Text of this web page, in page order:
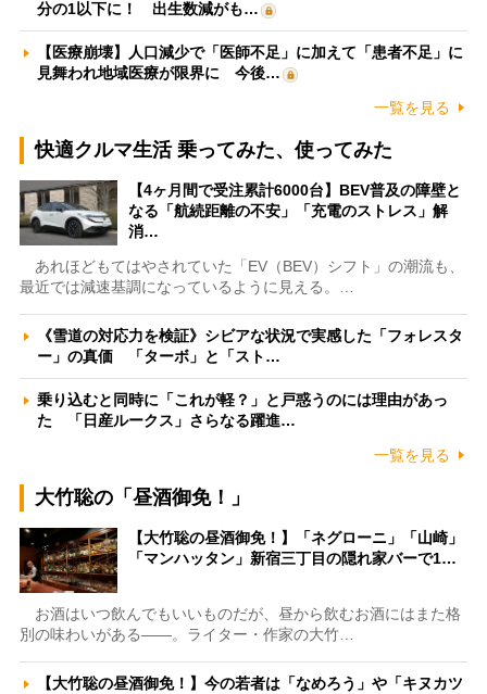
分の1以下に！ 出生数減がも…
【医療崩壊】人口減少で「医師不足」に加えて「患者不足」に
見舞われ地域医療が限界に 今後…
一覧を見る
快適クルマ生活 乗ってみた、使ってみた
【4ヶ月間で受注累計6000台】BEV普及の障壁と
なる「航続距離の不安」「充電のストレス」解
消…
あれほどもてはやされていた「EV（BEV）シフト」の潮流も、
最近では減速基調になっているように見える。…
《雪道の対応力を検証》シビアな状況で実感した「フォレスタ
ー」の真価 「ターボ」と「スト…
乗り込むと同時に「これが軽？」と戸惑うのには理由があっ
た 「日産ルークス」さらなる躍進…
一覧を見る
大竹聡の「昼酒御免！」
【大竹聡の昼酒御免！】「ネグローニ」「山崎」
「マンハッタン」新宿三丁目の隠れ家バーで1…
お酒はいつ飲んでもいいものだが、昼から飲むお酒にはまた格
別の味わいがある――。ライター・作家の大竹…
【大竹聡の昼酒御免！】今の若者は「なめろう」や「キヌカツ